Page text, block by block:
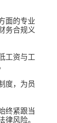
面的专业
务合规义
工资与工
度，为员
终紧跟当
风险。